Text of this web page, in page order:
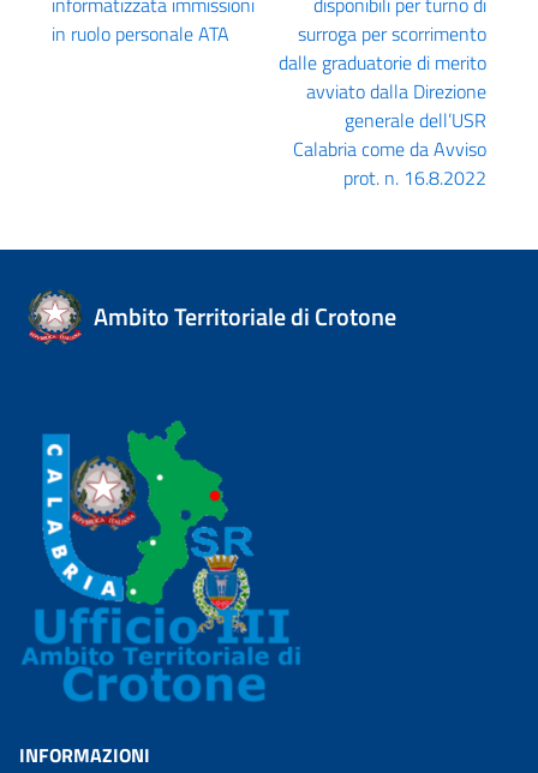
in ruolo personale ATA
surroga per scorrimento
dalle graduatorie di merito
avviato dalla Direzione
generale dell’USR
Calabria come da Avviso
prot. n. 16.8.2022
Ambito Territoriale di Crotone
INFORMAZIONI